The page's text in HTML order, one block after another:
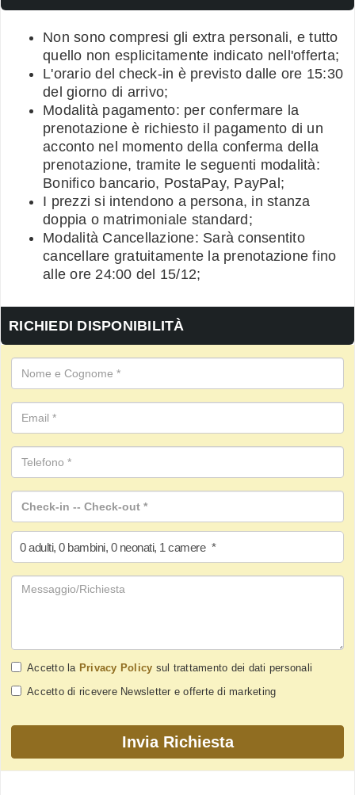
Non sono compresi gli extra personali, e tutto
quello non esplicitamente indicato nell'offerta;
L'orario del check-in è previsto dalle ore 15:30
del giorno di arrivo;
Modalità pagamento: per confermare la
prenotazione è richiesto il pagamento di un
acconto nel momento della conferma della
prenotazione, tramite le seguenti modalità:
Bonifico bancario, PostaPay, PayPal;
I prezzi si intendono a persona, in stanza
doppia o matrimoniale standard;
Modalità Cancellazione: Sarà consentito
cancellare gratuitamente la prenotazione fino
alle ore 24:00 del 15/12;
RICHIEDI DISPONIBILITÀ
0 adulti, 0 bambini, 0 neonati, 1 camere *
Accetto la Privacy Policy sul trattamento dei dati personali
Accetto di ricevere Newsletter e offerte di marketing